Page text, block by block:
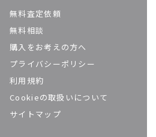
無料査定依頼
無料相談
購入をお考えの方へ
プライバシーポリシー
利用規約
Cookieの取扱いについて
サイトマップ